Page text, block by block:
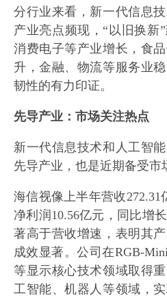
分行业来看，新一代信息
产业亮点频现，“以旧换新
消费电子等产业增长，食
升，金融、物流等服务业
韧性的有力印证。
先导产业：市场关注热点
新一代信息技术和人工智
先导产业，也是近期备受市
海信视像上半年营收272.31
净利润10.56亿元，同比增
著高于营收增速，表明其
成效显著。公司在RGB-
等显示核心技术领域取得
工智能、机器人等领域，